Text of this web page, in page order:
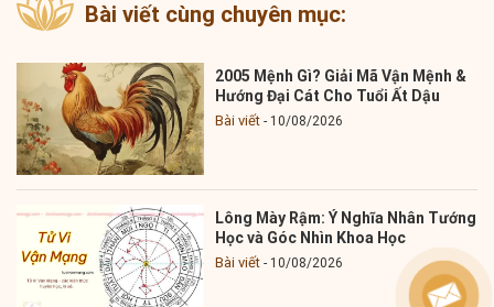
Bài viết cùng chuyên mục:
2005 Mệnh Gì? Giải Mã Vận Mệnh &
Hướng Đại Cát Cho Tuổi Ất Dậu
Bài viết 10/08/2026
Lông Mày Rậm: Ý Nghĩa Nhân Tướng
Học và Góc Nhìn Khoa Học
Bài viết 10/08/2026